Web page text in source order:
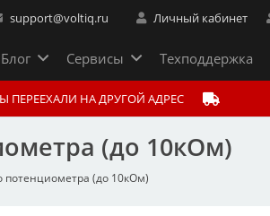
support@voltiq.ru Личный кабинет
Блог Сервисы Техподдержка
ПЕРЕЕХАЛИ НА ДРУГОЙ АДРЕС
(до 10кОм)
потенциометра (до 10кОм)